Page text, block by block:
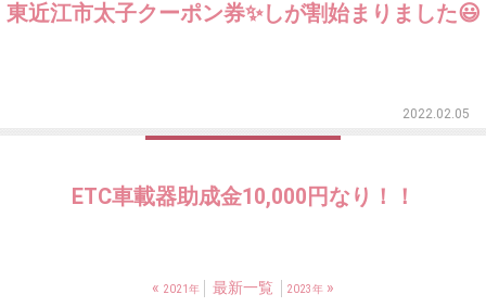
東近江市太子クーポン券✨しが割始まりました😃
2022.02.05
ETC車載器助成金10,000円なり！！
« 2021年 最新一覧 2023年 »